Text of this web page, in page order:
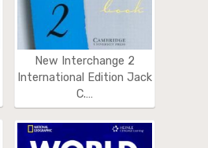
New Interchange 2
International Edition Jack
C.…